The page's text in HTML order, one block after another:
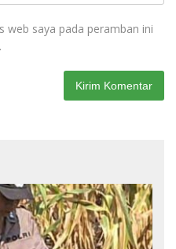
web saya pada peramban ini